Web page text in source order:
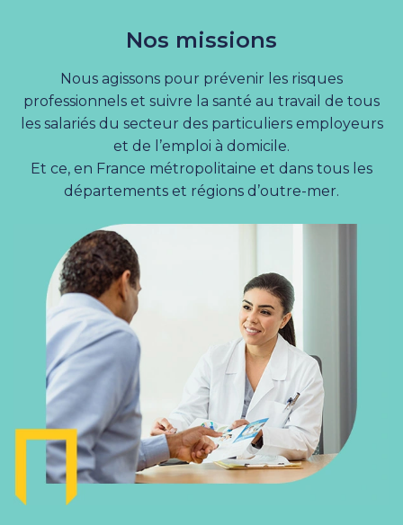
Nos missions
Nous agissons pour prévenir les risques
professionnels et suivre la santé au travail de tous
les salariés du secteur des particuliers employeurs
et de l’emploi à domicile.
Et ce, en France métropolitaine et dans tous les
départements et régions d’outre-mer.